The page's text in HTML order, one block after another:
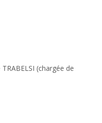
TRABELSI (chargée de